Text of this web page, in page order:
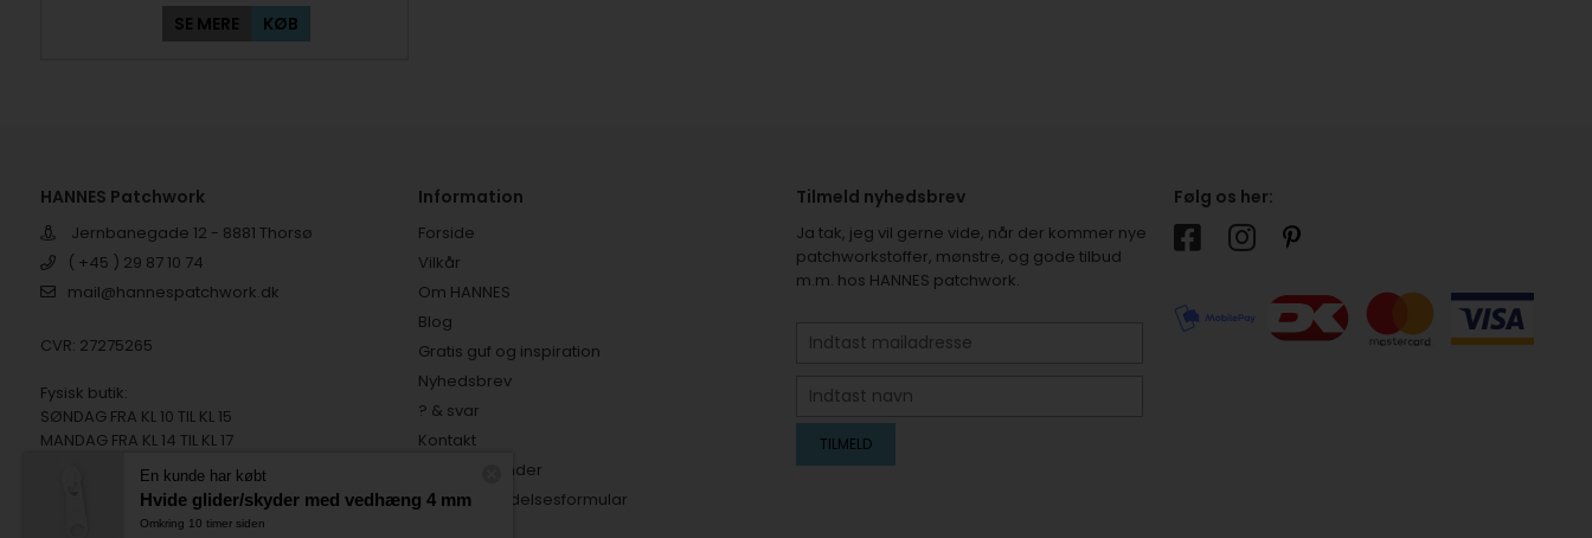
SE MERE KØB
HANNES Patchwork
Jernbanegade 12 - 8881 Thorsø
( +45 ) 29 87 10 74
mail@hannespatchwork.dk
CVR: 27275265
Fysisk butik:
SØNDAG FRA KL 10 TIL KL 15
MANDAG FRA KL 14 TIL KL 17
TIRSDAG FRA KL 10 TIL KL 15
Information
Forside
Vilkår
Om HANNES
Blog
Gratis guf og inspiration
Nyhedsbrev
? & svar
Kontakt
Tilfredse kunder
Digital fortrydelsesformular
Tilmeld nyhedsbrev
Ja tak, jeg vil gerne vide, når der kommer nye
patchworkstoffer, mønstre, og gode tilbud
m.m. hos HANNES patchwork.
Følg os her:
En kunde har købt
Hvide glider/skyder med vedhæng 4 mm
Omkring 10 timer siden